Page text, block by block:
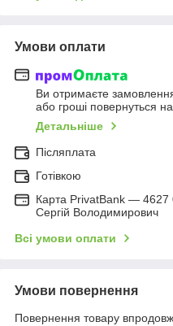
Умови оплати
Ви отримаєте
або гроші повернуться
Детальніше
Післяплата
Готівкою
Карта PrivatBank — 4627
Сергій Володимирович
Всі умови оплати
Умови повернення
Повернення товару